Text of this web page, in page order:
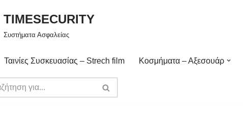
TIMESECURITY
Συστήματα Ασφαλείας
Ταινίες Συσκευασίας – Strech film Κοσμήματα – Αξεσουάρ